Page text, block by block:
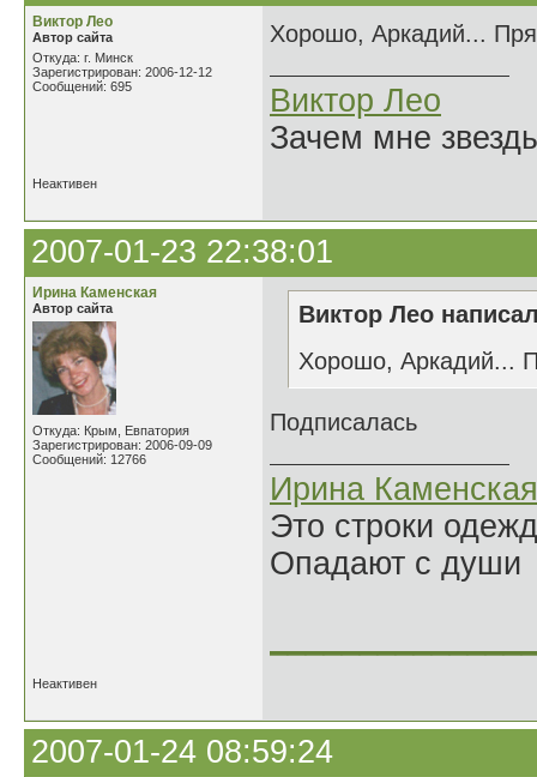
Виктор Лео
Автор сайта
Откуда: г. Минск
Зарегистрирован: 2006-12-12
Сообщений: 695
Хорошо, Аркадий...
Виктор Лео
Зачем мне
Неактивен
2007-01-23 22:38:01
Ирина Каменская
Автор сайта
Откуда: Крым, Евпатория
Зарегистрирован: 2006-09-09
Сообщений: 12766
Виктор Лео
Хорошо, Аркадий...
Подписалась
Ирина Каменская
Это строки
Опадают с души
Неактивен
2007-01-24 08:59:24